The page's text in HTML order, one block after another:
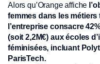
Alors qu’Orange affiche
femmes dans les métiers
l’entreprise consacre
(soit 2,2M€) aux écoles
féminisées, incluant
ParisTech.